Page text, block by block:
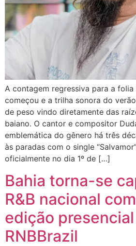
A contagem regressiva para a folia
começou e a trilha sonora do
de peso vindo diretamente das
baiano. O cantor e compositor
emblemática do gênero há três
às paradas com o single
oficialmente no dia 1º de […]
Bahia torna-se
R&B nacional
edição
RNBBrazil